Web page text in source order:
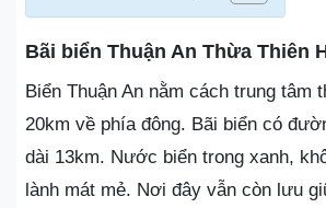
Bãi biển Thuận An Thừa Thiên
Biển Thuận An nằm cách trung tâm
20km về phía đông. Bãi biển có
dài 13km. Nước biển trong xanh,
lành mát mẻ. Nơi đây vẫn còn lưu